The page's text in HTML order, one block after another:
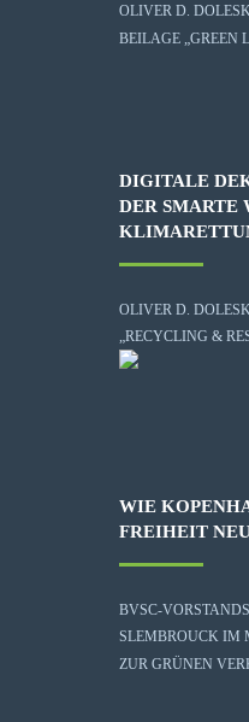
OLIVER D.
BEILAGE „GREEN
DIGITALE
DER SMARTE
OLIVER D.
„RECYCLING &
WIE
FREIHEIT
BVSC-
SLEMBROUCK IM
ZUR GRÜNEN